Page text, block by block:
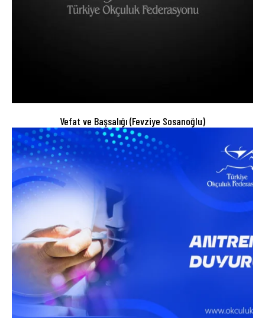
Vefat ve Başsalığı (Fevziye Sosanoğlu)